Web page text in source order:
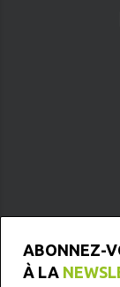
ABONNEZ-
À LA